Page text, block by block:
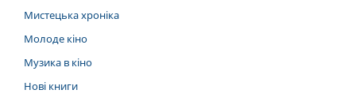
Мистецька хроніка
Молоде кіно
Музика в кіно
Нові книги